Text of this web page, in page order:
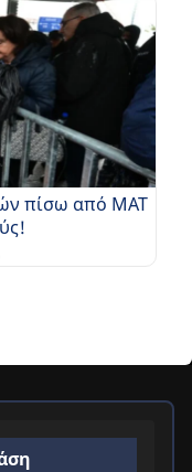
πίσω από ΜΑΤ